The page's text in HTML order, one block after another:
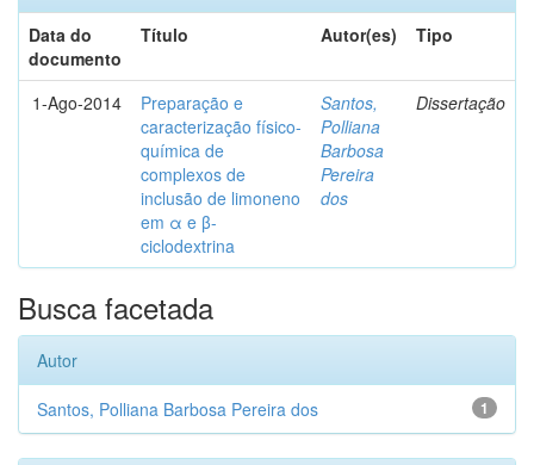
Data do
documento
Título Autor(es) Tipo
1-Ago-2014
Preparação e
caracterização físico-
química de
complexos de
inclusão de limoneno
em α e β-
ciclodextrina
Santos,
Polliana
Barbosa
Pereira
dos
Dissertação
Busca facetada
Autor
1
Santos, Polliana Barbosa Pereira dos